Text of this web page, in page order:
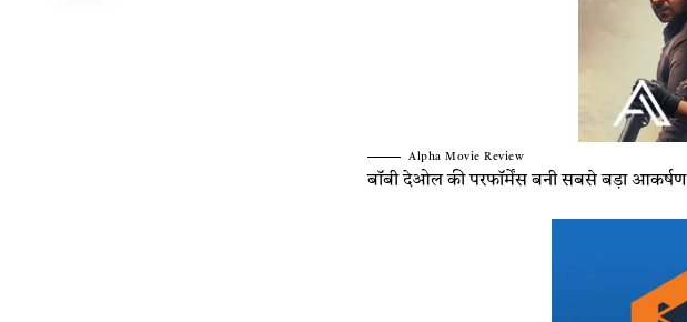
Alpha Movie Review
बॉबी देओल की परफॉर्मेंस बनी सबसे बड़ा आकर्षण